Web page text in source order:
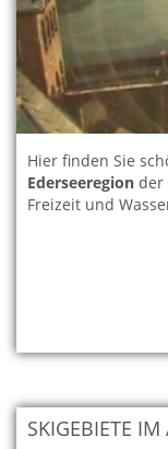
Hier finden Sie
Ederseeregion der
Freizeit und
SKIGEBIETE IM